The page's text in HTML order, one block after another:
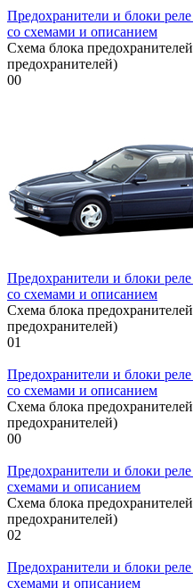
Предохранители и блоки
со схемами и описанием
Схема блока
предохранителей)
00
Предохранители и блоки
со схемами и описанием
Схема блока
предохранителей)
01
Предохранители и блоки
со схемами и описанием
Схема блока
предохранителей)
00
Предохранители и блоки
схемами и описанием
Схема блока
предохранителей)
02
Предохранители и блоки
схемами и описанием